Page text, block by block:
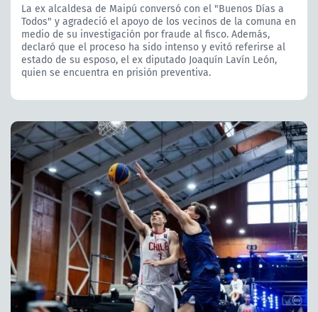
La ex alcaldesa de Maipú conversó con el "Buenos Días a
Todos" y agradeció el apoyo de los vecinos de la comuna en
medio de su investigación por fraude al fisco. Además,
declaró que el proceso ha sido intenso y evitó referirse al
estado de su esposo, el ex diputado Joaquín Lavín León,
quien se encuentra en prisión preventiva.